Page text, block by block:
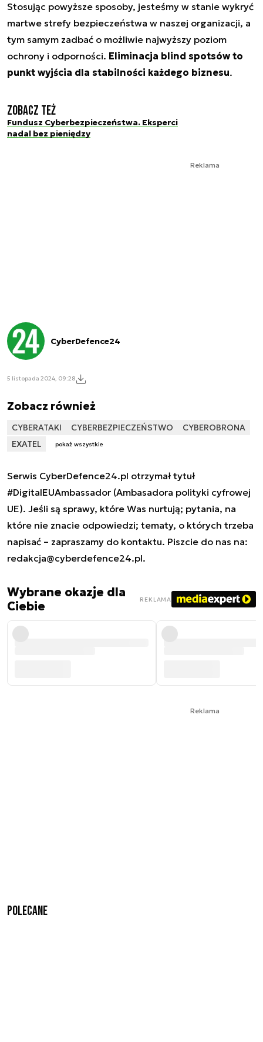
Stosując powyższe sposoby, jesteśmy w stanie wykryć
martwe strefy bezpieczeństwa w naszej organizacji, a
tym samym zadbać o możliwie najwyższy poziom
ochrony i odporności. Eliminacja blind spotsów to
punkt wyjścia dla stabilności każdego biznesu.
Zobacz też
Fundusz Cyberbezpieczeństwa. Eksperci
nadal bez pieniędzy
Reklama
CyberDefence24
5 listopada 2024, 09:28
Zobacz również
CYBERATAKI CYBERBEZPIECZEŃSTWO
CYBEROBRONA
EXATEL
pokaż wszystkie
Serwis CyberDefence24.pl otrzymał tytuł
#DigitalEUAmbassador (Ambasadora polityki cyfrowej
UE). Jeśli są sprawy, które Was nurtują; pytania, na
które nie znacie odpowiedzi; tematy, o których trzeba
napisać – zapraszamy do kontaktu. Piszcie do nas na:
redakcja@cyberdefence24.pl.
Wybrane okazje dla
Ciebie
REKLAMA
Reklama
Polecane